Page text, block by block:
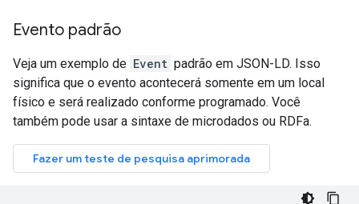
Evento padrão
Veja um exemplo de Event padrão em JSON-LD. Isso
significa que o evento acontecerá somente em um local
físico e será realizado conforme programado. Você
também pode usar a sintaxe de microdados ou RDFa.